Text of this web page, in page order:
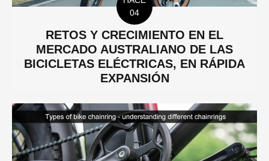
04
RETOS Y CRECIMIENTO EN EL
MERCADO AUSTRALIANO DE LAS
BICICLETAS ELÉCTRICAS, EN RÁPIDA
EXPANSIÓN